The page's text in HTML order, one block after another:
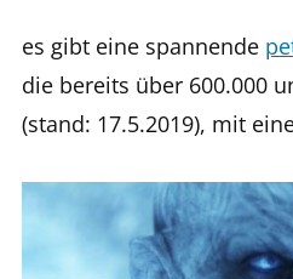
es gibt eine spannende
die bereits über 600.000
(stand: 17.5.2019), mit